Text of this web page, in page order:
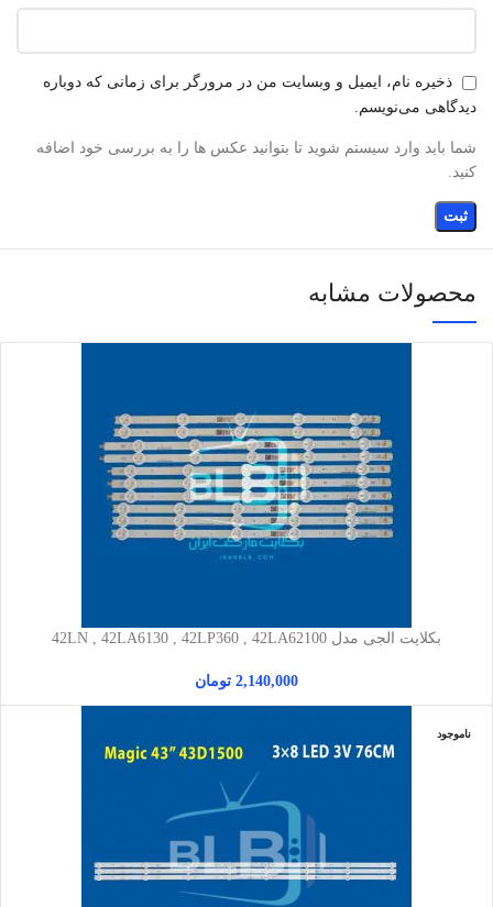
ذخیره نام، ایمیل و وبسایت من در مرورگر برای زمانی که دوباره
دیدگاهی می‌نویسم.
شما باید وارد سیستم شوید تا بتوانید عکس ها را به بررسی خود اضافه
کنید.
محصولات مشابه
بکلایت الجی مدل 42LN , 42LA6130 , 42LP360 , 42LA62100
2,140,000 تومان
ناموجود